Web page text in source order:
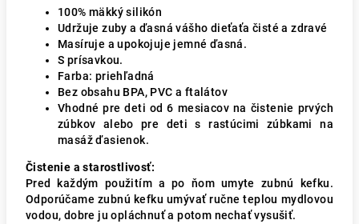
100% mäkký silikón
Udržuje zuby a ďasná vášho dieťaťa čisté a zdravé
Masíruje a upokojuje jemné ďasná.
S prísavkou.
Farba: priehľadná
Bez obsahu BPA, PVC a ftalátov
Vhodné pre deti od 6 mesiacov na čistenie prvých
zúbkov alebo pre deti s rastúcimi zúbkami na
masáž ďasienok.
Čistenie a starostlivosť:
Pred každým použitím a po ňom umyte zubnú kefku.
Odporúčame zubnú kefku umývať ručne teplou mydlovou
vodou, dobre ju opláchnuť a potom nechať vysušiť.